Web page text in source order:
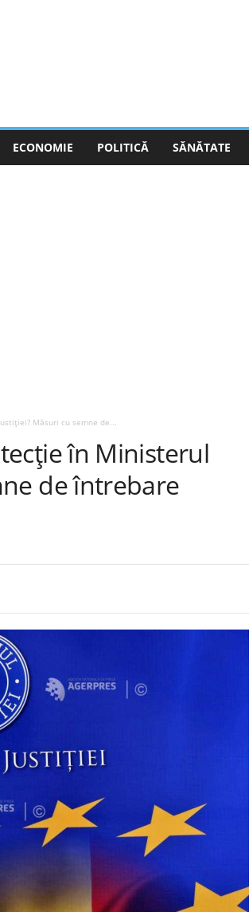
ECONOMIE POLITICĂ SĂNĂTATE
Măsuri cu semne de...
în Ministerul
de întrebare